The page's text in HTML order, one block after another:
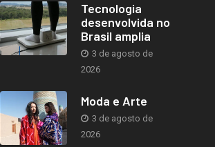
Tecnologia
desenvolvida no
Brasil amplia
3 de agosto de
2026
Moda e Arte
3 de agosto de
2026